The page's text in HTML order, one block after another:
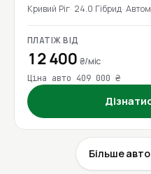
Кривий Ріг 24.0 Гібрид
ПЛАТІЖ ВІД
12 400 ₴/міс
Ціна авто 409 000 ₴
Більше